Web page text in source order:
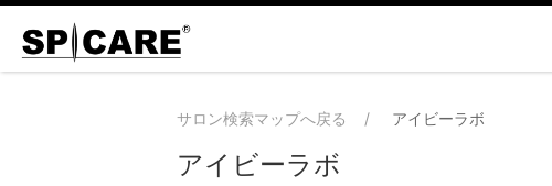
サロン検索マップへ戻る アイビーラボ
アイビーラボ